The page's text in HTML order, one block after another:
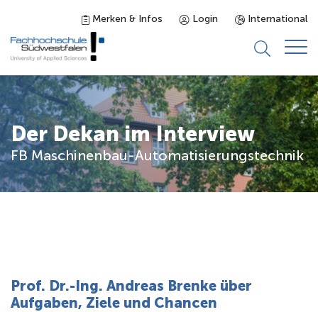
Merken & Infos Login International
Studieninteressierte
Studienangebot
Studierende
Karriere
Der Dekan im Interview
FB Maschinenbau-Automatisierungstechnik
Prof. Dr.-Ing. Andreas Brenke über
Aufgaben, Ziele und Chancen